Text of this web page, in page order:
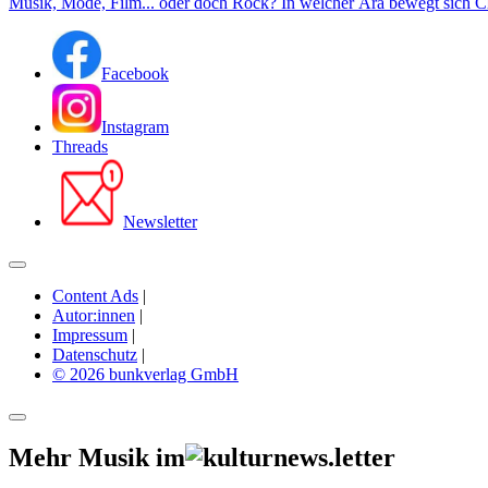
Facebook
Instagram
Threads
Newsletter
Content Ads |
Autor:innen |
Impressum |
Datenschutz |
© 2026 bunkverlag GmbH
Mehr Musik im